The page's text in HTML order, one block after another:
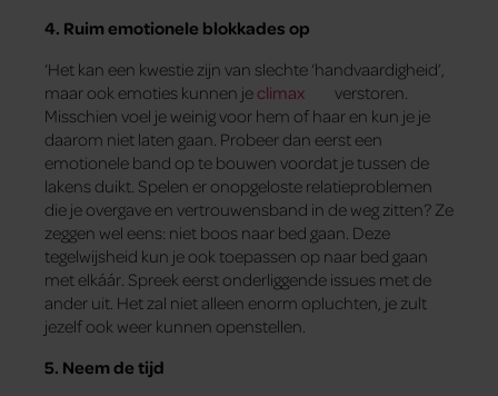
4. Ruim emotionele blokkades op
‘Het kan een kwestie zijn van slechte ‘handvaardigheid’,
maar ook emoties kunnen jeclimax
verstoren.
Misschien voel je weinig voor hem of haar en kun je je
daarom niet laten gaan. Probeer dan eerst een
emotionele band op te bouwen voordat je tussen de
lakens duikt. Spelen er onopgeloste relatieproblemen
die je overgave en vertrouwensband in de weg zitten? Ze
zeggen wel eens: niet boos naar bed gaan. Deze
tegelwijsheid kun je ook toepassen op naar bed gaan
met elkáár. Spreek eerst onderliggende issues met de
ander uit. Het zal niet alleen enorm opluchten, je zult
jezelf ook weer kunnen openstellen.
5. Neem de tijd